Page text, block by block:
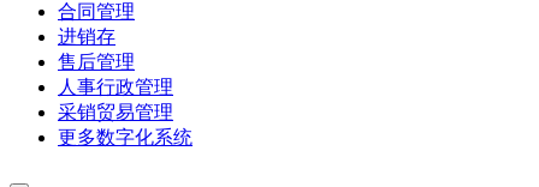
合同管理
进销存
售后管理
人事行政管理
采销贸易管理
更多数字化系统